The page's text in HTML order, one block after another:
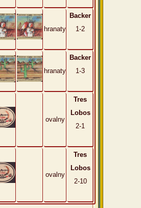
hranaty
Backer
1-2
hranaty
Backer
1-3
ovalny
Tres
Lobos
2-1
ovalny
Tres
Lobos
2-10